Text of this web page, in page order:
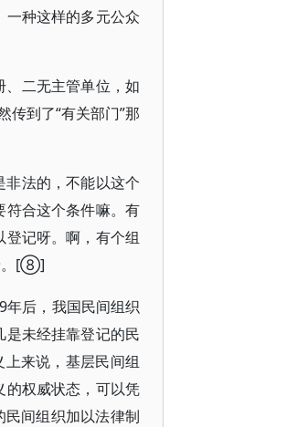
种这样的多元公众
二无主管单位，如
传到了“有关部门”那
法的，不能以这个
符合这个条件嘛。有
记呀。啊，有个组
。[⑧]
后，我国民间组织
未经挂靠登记的民
来说，基层民间组
的权威状态，可以凭
间组织加以法律制